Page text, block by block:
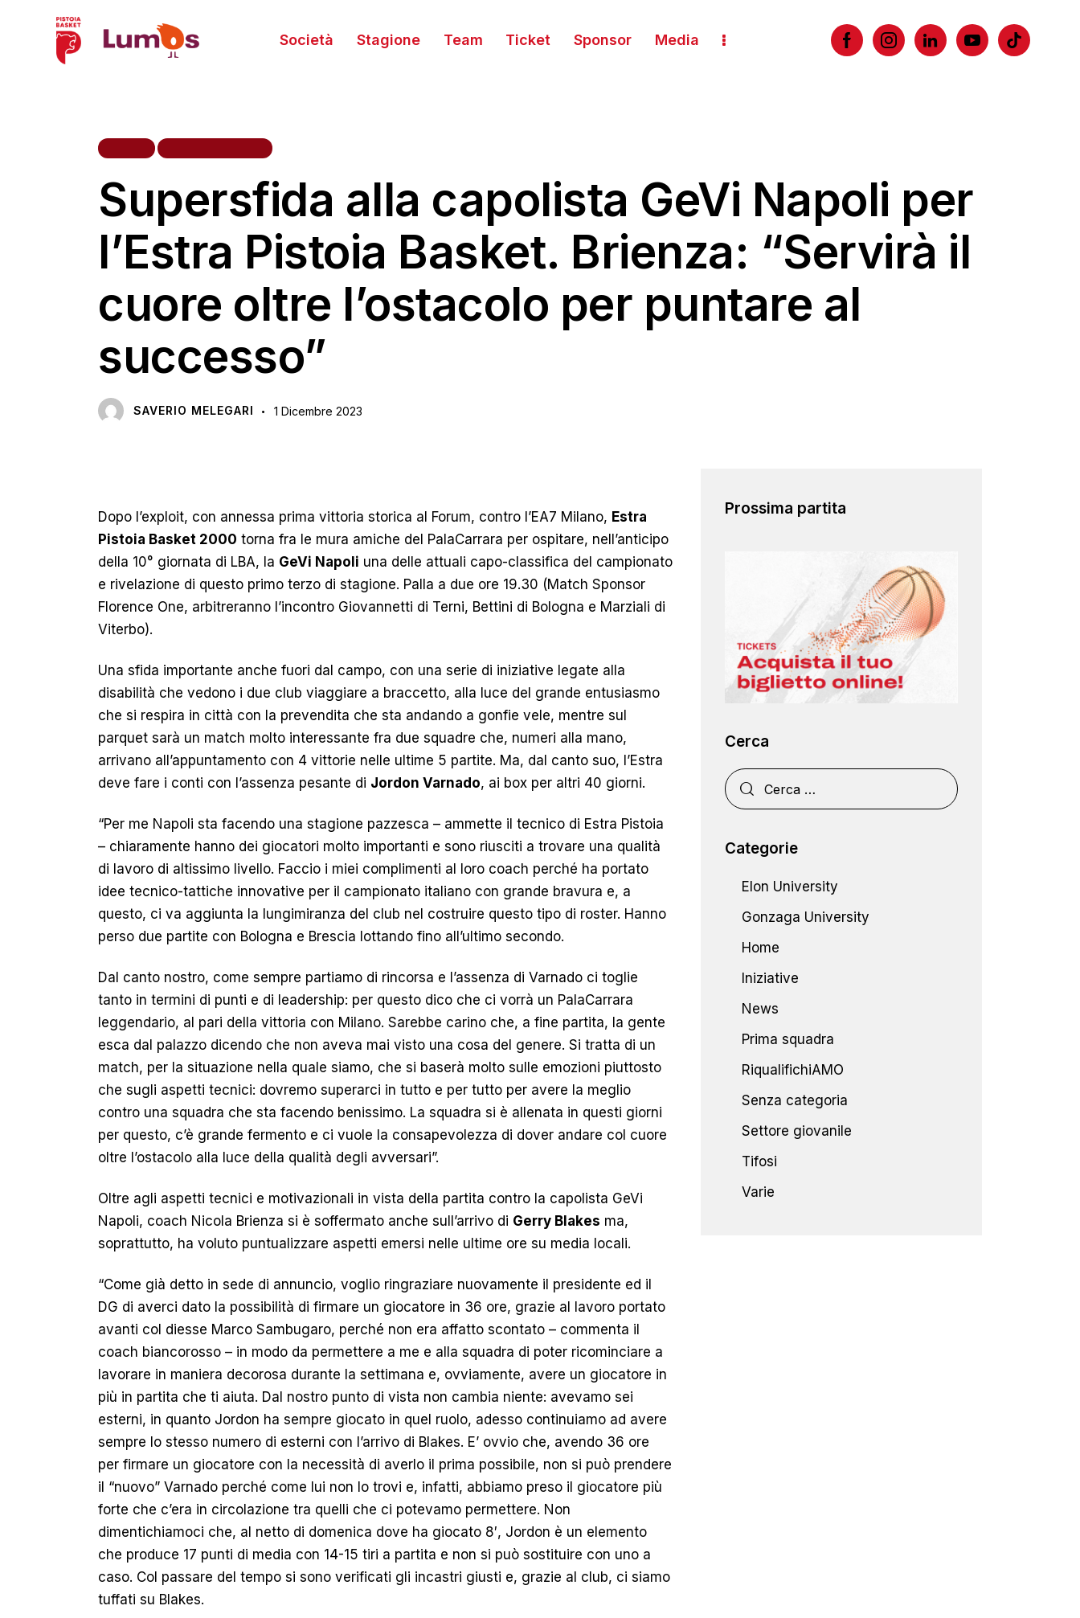
Società Stagione Team Ticket Sponsor Media
Supersfida alla capolista GeVi Napoli per
l’Estra Pistoia Basket. Brienza: “Servirà il
cuore oltre l’ostacolo per puntare al
successo”
SAVERIO MELEGARI 1 Dicembre 2023
Dopo l’exploit, con annessa prima vittoria storica al Forum, contro l’EA7 Milano, Estra
Pistoia Basket 2000 torna fra le mura amiche del PalaCarrara per ospitare, nell’anticipo
della 10° giornata di LBA, la GeVi Napoli una delle attuali capo-classifica del campionato
e rivelazione di questo primo terzo di stagione. Palla a due ore 19.30 (Match Sponsor
Florence One, arbitreranno l’incontro Giovannetti di Terni, Bettini di Bologna e Marziali di
Viterbo).
Una sfida importante anche fuori dal campo, con una serie di iniziative legate alla
disabilità che vedono i due club viaggiare a braccetto, alla luce del grande entusiasmo
che si respira in città con la prevendita che sta andando a gonfie vele, mentre sul
parquet sarà un match molto interessante fra due squadre che, numeri alla mano,
arrivano all’appuntamento con 4 vittorie nelle ultime 5 partite. Ma, dal canto suo, l’Estra
deve fare i conti con l’assenza pesante di Jordon Varnado, ai box per altri 40 giorni.
“Per me Napoli sta facendo una stagione pazzesca – ammette il tecnico di Estra Pistoia
– chiaramente hanno dei giocatori molto importanti e sono riusciti a trovare una qualità
di lavoro di altissimo livello. Faccio i miei complimenti al loro coach perché ha portato
idee tecnico-tattiche innovative per il campionato italiano con grande bravura e, a
questo, ci va aggiunta la lungimiranza del club nel costruire questo tipo di roster. Hanno
perso due partite con Bologna e Brescia lottando fino all’ultimo secondo.
Dal canto nostro, come sempre partiamo di rincorsa e l’assenza di Varnado ci toglie
tanto in termini di punti e di leadership: per questo dico che ci vorrà un PalaCarrara
leggendario, al pari della vittoria con Milano. Sarebbe carino che, a fine partita, la gente
esca dal palazzo dicendo che non aveva mai visto una cosa del genere. Si tratta di un
match, per la situazione nella quale siamo, che si baserà molto sulle emozioni piuttosto
che sugli aspetti tecnici: dovremo superarci in tutto e per tutto per avere la meglio
contro una squadra che sta facendo benissimo. La squadra si è allenata in questi giorni
per questo, c’è grande fermento e ci vuole la consapevolezza di dover andare col cuore
oltre l’ostacolo alla luce della qualità degli avversari”.
Oltre agli aspetti tecnici e motivazionali in vista della partita contro la capolista GeVi
Napoli, coach Nicola Brienza si è soffermato anche sull’arrivo di Gerry Blakes ma,
soprattutto, ha voluto puntualizzare aspetti emersi nelle ultime ore su media locali.
“Come già detto in sede di annuncio, voglio ringraziare nuovamente il presidente ed il
DG di averci dato la possibilità di firmare un giocatore in 36 ore, grazie al lavoro portato
avanti col diesse Marco Sambugaro, perché non era affatto scontato – commenta il
coach biancorosso – in modo da permettere a me e alla squadra di poter ricominciare a
lavorare in maniera decorosa durante la settimana e, ovviamente, avere un giocatore in
più in partita che ti aiuta. Dal nostro punto di vista non cambia niente: avevamo sei
esterni, in quanto Jordon ha sempre giocato in quel ruolo, adesso continuiamo ad avere
sempre lo stesso numero di esterni con l’arrivo di Blakes. E’ ovvio che, avendo 36 ore
per firmare un giocatore con la necessità di averlo il prima possibile, non si può prendere
il “nuovo” Varnado perché come lui non lo trovi e, infatti, abbiamo preso il giocatore più
forte che c’era in circolazione tra quelli che ci potevamo permettere. Non
dimentichiamoci che, al netto di domenica dove ha giocato 8′, Jordon è un elemento
che produce 17 punti di media con 14-15 tiri a partita e non si può sostituire con uno a
caso. Col passare del tempo si sono verificati gli incastri giusti e, grazie al club, ci siamo
tuffati su Blakes.
Prossima partita
Cerca
Categorie
Elon University
Gonzaga University
Home
Iniziative
News
Prima squadra
RiqualifichiAMO
Senza categoria
Settore giovanile
Tifosi
Varie